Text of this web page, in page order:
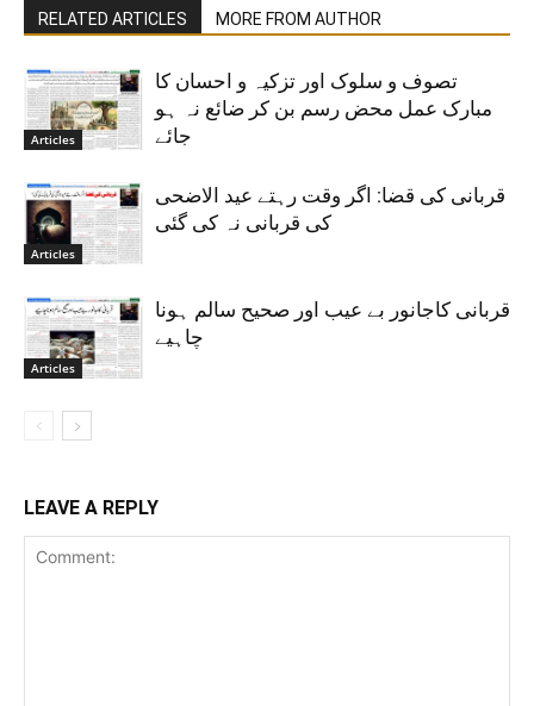
RELATED ARTICLES MORE FROM AUTHOR
Articles
تصوف و سلوک اور تزکیہ و احسان کا
مبارک عمل محض رسم بن کر ضائع نہ ہو
جائے
Articles
قربانی کی قضا: اگر وقت رہتے عید الاضحی
کی قربانی نہ کی گئی
Articles
قربانی کاجانور بے عیب اور صحیح سالم ہونا
چاہیے
LEAVE A REPLY